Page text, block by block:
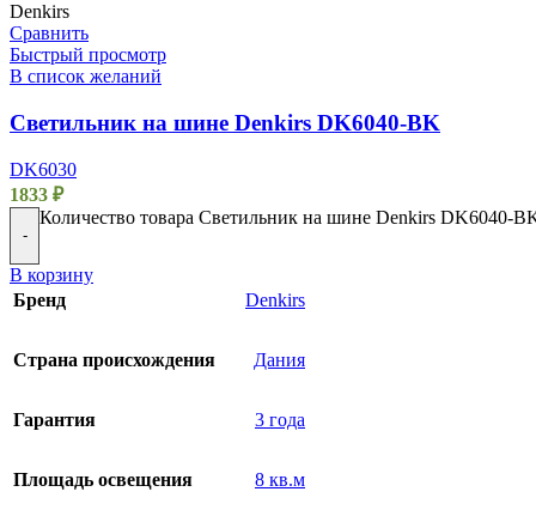
Denkirs
Сравнить
Быстрый просмотр
В список желаний
Светильник на шине Denkirs DK6040-BK
DK6030
1833 ₽
-
Количество товара Светильник на шине Denkirs DK6040-
В корзину
Бренд
Denkirs
Страна происхождения Дания
Гарантия 3 года
Площадь освещения 8 кв.м